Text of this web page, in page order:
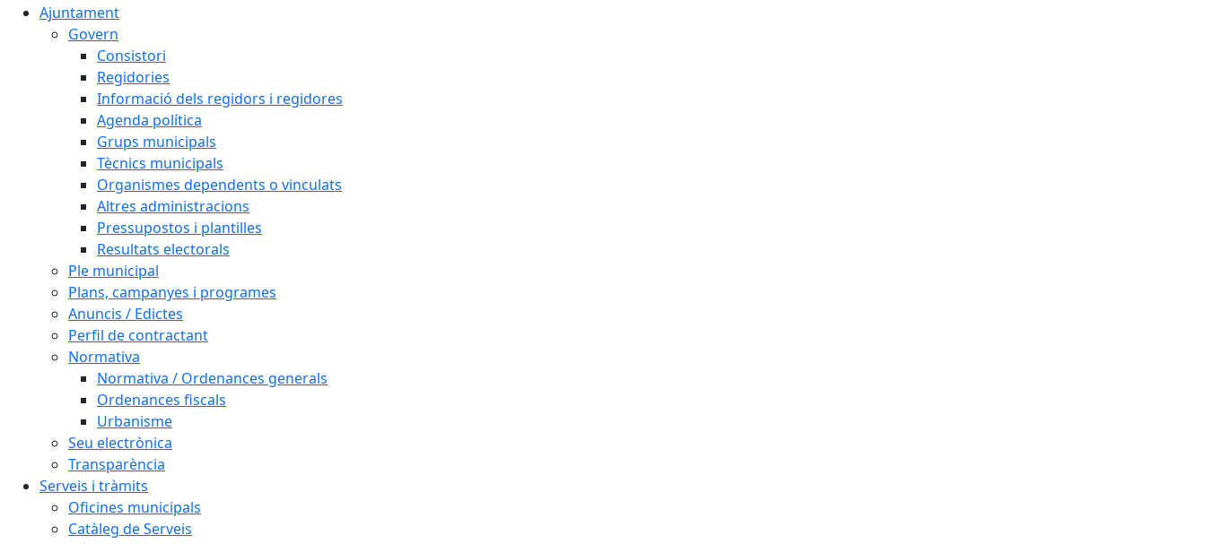
Ajuntament
Govern
Consistori
Regidories
Informació dels regidors i regidores
Agenda política
Grups municipals
Tècnics municipals
Organismes dependents o vinculats
Altres administracions
Pressupostos i plantilles
Resultats electorals
Ple municipal
Plans, campanyes i programes
Anuncis / Edictes
Perfil de contractant
Normativa
Normativa / Ordenances generals
Ordenances fiscals
Urbanisme
Seu electrònica
Transparència
Serveis i tràmits
Oficines municipals
Catàleg de Serveis